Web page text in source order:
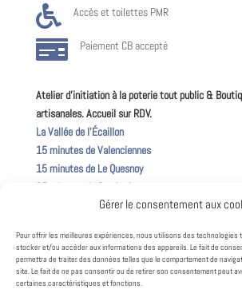
Gérer le consentement aux
Pour offrir les meilleures expériences, nous utilisons des technologies
stocker et/ou accéder aux informations des appareils. Le fait de
permettra de traiter des données telles que le comportement de
site. Le fait de ne pas consentir ou de retirer son consentement peut
certaines caractéristiques et fonctions.
 Accès et toilettes PMR
 Paiement CB accepté
Atelier d’initiation à la poterie tout public &
artisanales. Accueil sur RDV.
La Vallée de l’Écaillon
15 minutes de Valenciennes
15 minutes de Le Quesnoy
25 minutes de Cambrai
50 minutes de Lille
Suivez la vie de l’atelier !